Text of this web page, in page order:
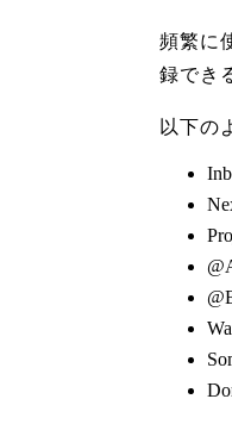
頻繁に
録でき
以下の